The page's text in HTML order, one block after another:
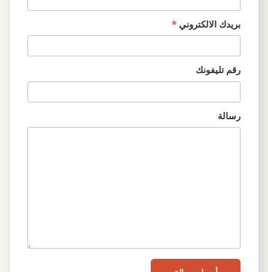
بريدك الالكتروني *
رقم تليفونك
رسالة